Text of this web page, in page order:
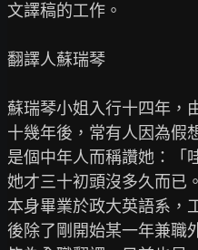
文譯稿的工作。
翻譯人蘇瑞琴
蘇瑞琴小姐入行十四年，
十幾年後，常有人因為假
是個中年人而稱讚她：「
她才三十初頭沒多久而已
本身畢業於政大英語系，
後除了剛開始某一年兼職